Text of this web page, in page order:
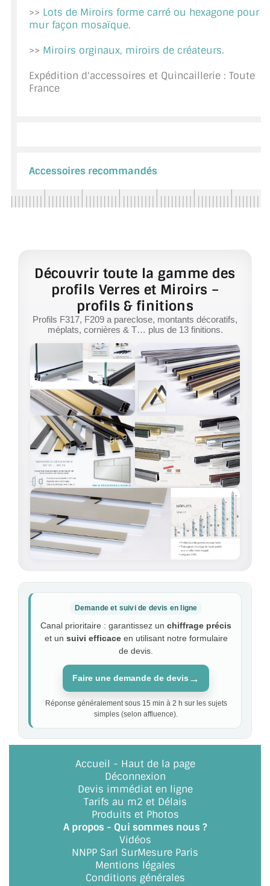
NOUS CONTACTER
>> Lots de Miroirs forme carré ou hexagone pour
mur façon mosaïque.
>> Miroirs orginaux, miroirs de créateurs.
Expédition d'accessoires et Quincaillerie : Toute
France
Accessoires recommandés
Découvrir toute la gamme des
profils Verres et Miroirs –
profils & finitions
Profils F317, F209 a pareclose, montants décoratifs,
méplats, cornières & T… plus de 13 finitions.
Demande et suivi de devis en ligne
Canal prioritaire : garantissez un chiffrage précis
et un suivi efficaceen utilisant notre formulaire
de devis.
Faire une demande de devis →
Réponse généralement sous 15 min à 2 h sur les sujets
simples (selon affluence).
Accueil - Haut de la page
Déconnexion
Devis immédiat en ligne
Tarifs au m2 et Délais
Produits et Photos
A propos - Qui sommes nous ?
Vidéos
NNPP Sarl SurMesure Paris
Mentions légales
Conditions générales